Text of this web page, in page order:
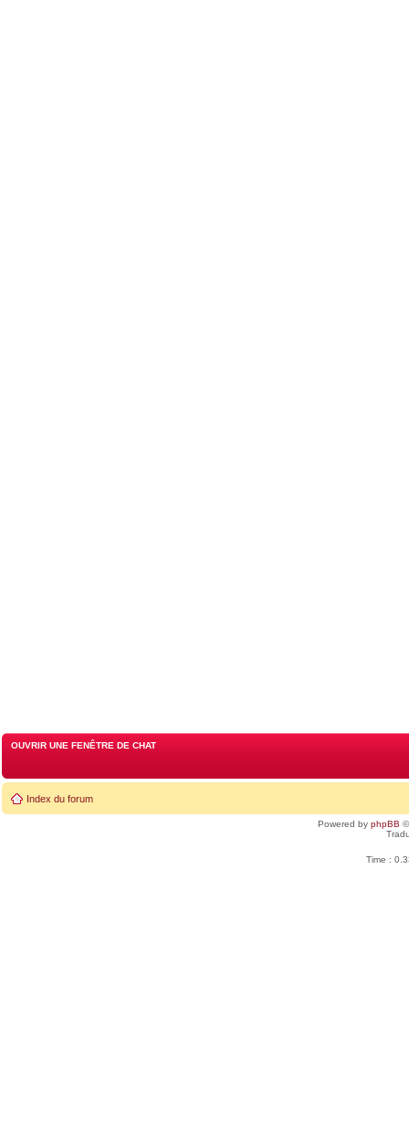
OUVRIR UNE FENÊTRE DE CHAT
Index du forum
Powered by phpBB
Time :